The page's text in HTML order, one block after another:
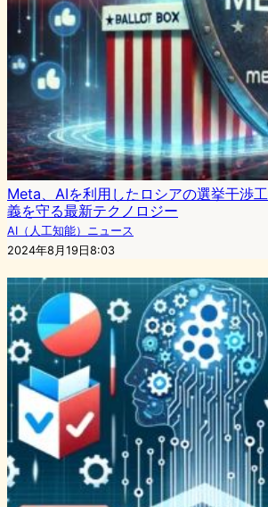
Meta、AIを利用したロシアの選挙干渉
義を守る最新テクノロジー
AI（人工知能）ニュース
2024年8月19日8:03